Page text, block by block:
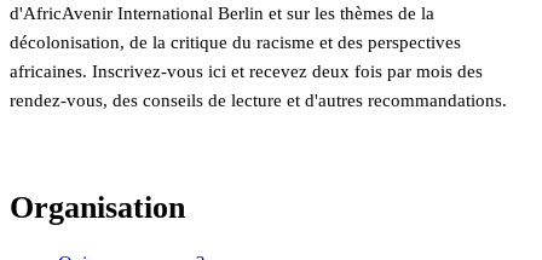
d'AfricAvenir International Berlin et sur les thèmes de la
décolonisation, de la critique du racisme et des perspectives
africaines. Inscrivez-vous ici et recevez deux fois par mois des
rendez-vous, des conseils de lecture et d'autres recommandations.
Organisation